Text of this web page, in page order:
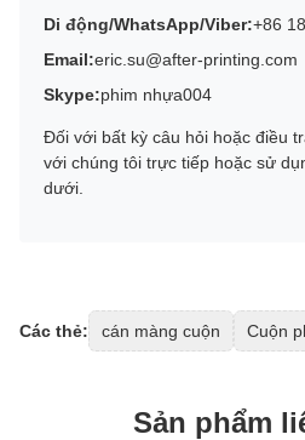
Di động/WhatsApp/Viber:+86
Email:eric.su@after-printing.com
Skype:phim nhựa004
Đối với bất kỳ câu hỏi hoặc điều
với chúng tôi trực tiếp hoặc sử
dưới.
Các thẻ: cán màng cuộn Cuộn
Sản phẩm